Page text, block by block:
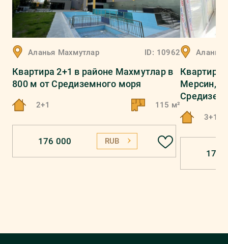
Аланья Махмутлар ID: 10962
Квартира 2+1 в районе Махмутлар в
800 м от Средиземного моря
2+1 115 м²
176 000 RUB
Аланья
Квартира
Мерсин,
3+1
174